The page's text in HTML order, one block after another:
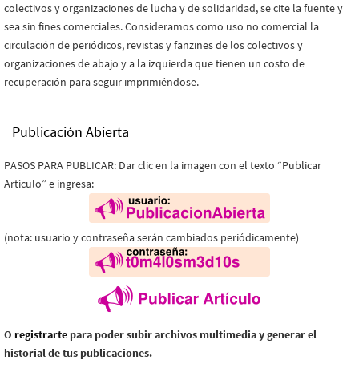
colectivos y organizaciones de lucha y de solidaridad, se cite la fuente y
sea sin fines comerciales. Consideramos como uso no comercial la
circulación de periódicos, revistas y fanzines de los colectivos y
organizaciones de abajo y a la izquierda que tienen un costo de
recuperación para seguir imprimiéndose.
Publicación Abierta
PASOS PARA PUBLICAR: Dar clic en la imagen con el texto “Publicar
Artículo” e ingresa:
(nota: usuario y contraseña serán cambiados periódicamente)
O registrarte para poder subir archivos multimedia y generar el
historial de tus publicaciones.